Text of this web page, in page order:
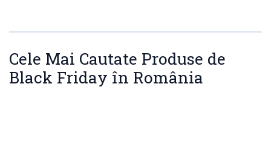
Cele Mai Cautate Produse de
Black Friday în România